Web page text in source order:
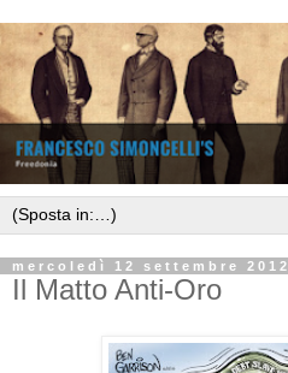
mercoledì 12 settembre 2012
Il Matto Anti-Oro